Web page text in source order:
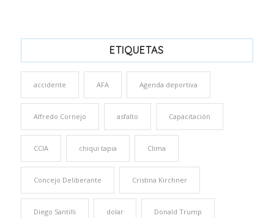
ETIQUETAS
accidente AFA Agenda deportiva
Alfredo Cornejo asfalto Capacitación
CCIA chiqui tapia Clima
Concejo Deliberante Cristina Kirchner
Diego Santilli dolar Donald Trump